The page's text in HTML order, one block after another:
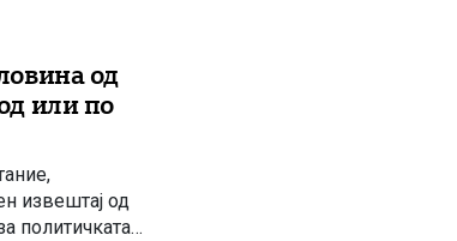
од
или по
извештај од
политичката